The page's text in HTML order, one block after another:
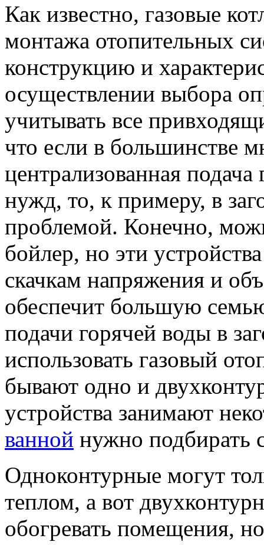
Как известно, газовые
монтажа отопительных
конструкцию и
осуществлении выбора
учитывать все
что если в большинстве
централизованная
нужд, то, к примеру, в
проблемой. Конечно,
бойлер, но эти
скачкам напряжения и
обеспечит большую
подачи горячей воды в
использовать газовый
бывают одно и
устройства занимают
ванной нужно подбирать
Одноконтурные могут
теплом, а вот
обогревать помещения,